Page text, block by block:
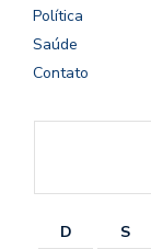
Política
Saúde
Contato
D S